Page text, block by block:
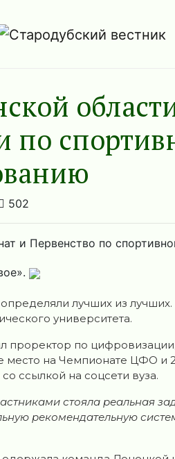
по
502
и Первенство по
лучших из
университета.
проректор по
место на Чемпионате ЦФО и
со ссылкой на соцсети вуза.
стояла реальная
рекомендательную